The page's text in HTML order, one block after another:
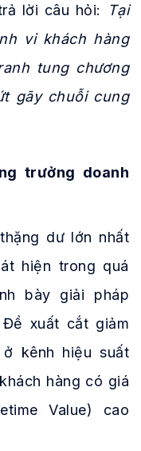
lời câu hỏi:
Tại
vi khách hàng
tung chương
gãy chuỗi cung
trưởng doanh
dư lớn nhất
hiện trong quá
bày giải pháp
xuất cắt giảm
kênh hiệu suất
hàng có giá
Value) cao